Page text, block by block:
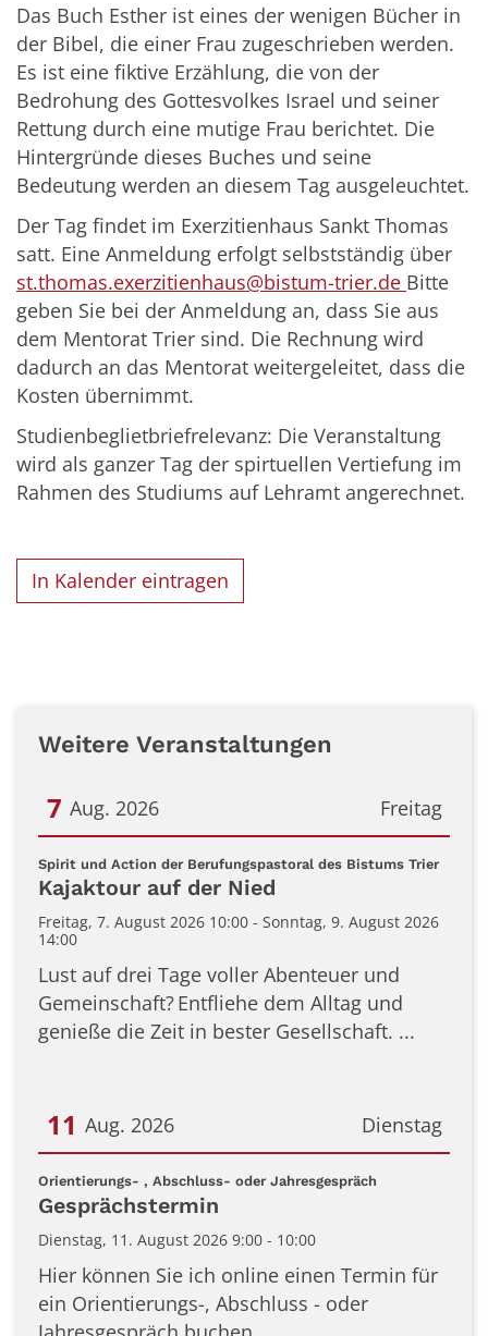
Das Buch Esther ist eines der wenigen Bücher in
der Bibel, die einer Frau zugeschrieben werden.
Es ist eine fiktive Erzählung, die von der
Bedrohung des Gottesvolkes Israel und seiner
Rettung durch eine mutige Frau berichtet. Die
Hintergründe dieses Buches und seine
Bedeutung werden an diesem Tag ausgeleuchtet.
Der Tag findet im Exerzitienhaus Sankt Thomas
satt. Eine Anmeldung erfolgt selbstständig über
st.thomas.exerzitienhaus@bistum-trier.de Bitte
geben Sie bei der Anmeldung an, dass Sie aus
dem Mentorat Trier sind. Die Rechnung wird
dadurch an das Mentorat weitergeleitet, dass die
Kosten übernimmt.
Studienbeglietbriefrelevanz: Die Veranstaltung
wird als ganzer Tag der spirtuellen Vertiefung im
Rahmen des Studiums auf Lehramt angerechnet.
In Kalender eintragen
Weitere Veranstaltungen
Freitag
7 Aug. 2026
Datum: 7. August 2026
Spirit und Action der Berufungspastoral des Bistums Trier:
Kajaktour auf der Nied
Freitag, 7. August 2026 10:00 - Sonntag, 9. August 2026
14:00
Lust auf drei Tage voller Abenteuer und
Gemeinschaft? Entfliehe dem Alltag und
genieße die Zeit in bester Gesellschaft. ...
Dienstag
11 Aug. 2026
Datum: 11. August 2026
Orientierungs- , Abschluss- oder Jahresgespräch
Gesprächstermin
Dienstag, 11. August 2026 9:00 - 10:00
Hier können Sie ich online einen Termin für
ein Orientierungs-, Abschluss - oder